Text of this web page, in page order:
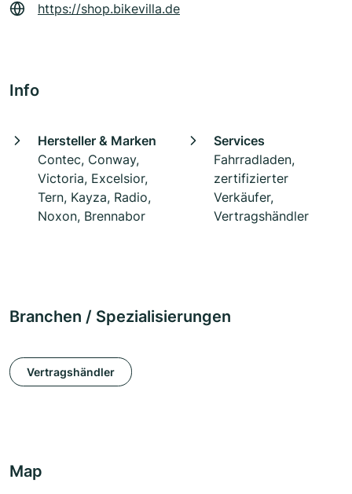
https://shop.bikevilla.de
Info
Hersteller & Marken
Contec, Conway,
Victoria, Excelsior,
Tern, Kayza, Radio,
Noxon, Brennabor
Services
Fahrradladen,
zertifizierter
Verkäufer,
Vertragshändler
Branchen / Spezialisierungen
Vertragshändler
Map